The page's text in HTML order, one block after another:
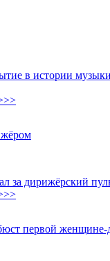
в истории
за дирижёрский
первой женщине-